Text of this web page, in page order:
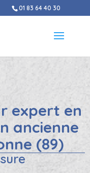
01 83 64 40 30
expert en
ancienne
(89)